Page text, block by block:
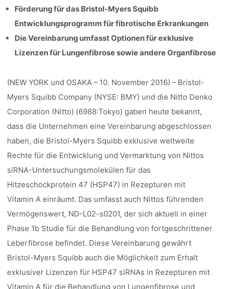
Förderung für das Bristol-Myers Squibb
Entwicklungsprogramm für fibrotische Erkrankungen
Die Vereinbarung umfasst Optionen für exklusive
Lizenzen für Lungenfibrose sowie andere Organfibrose
(NEW YORK und OSAKA – 10. November 2016) – Bristol-
Myers Squibb Company (NYSE: BMY) und die Nitto Denko
Corporation (Nitto) (6988:Tokyo) gaben heute bekannt,
dass die Unternehmen eine Vereinbarung abgeschlossen
haben, die Bristol-Myers Squibb exklusive weltweite
Rechte für die Entwicklung und Vermarktung von Nittos
siRNA-Untersuchungsmolekülen für das
Hitzeschockprotein 47 (HSP47) in Rezepturen mit
Vitamin A einräumt. Das umfasst auch Nittos führenden
Vermögenswert, ND-L02-s0201, der sich aktuell in einer
Phase 1b Studie für die Behandlung von fortgeschrittener
Leberfibrose befindet. Diese Vereinbarung gewährt
Bristol-Myers Squibb auch die Möglichkeit zum Erhalt
exklusiver Lizenzen für HSP47 siRNAs in Rezepturen mit
Vitamin A für die Behandlung von Lungenfibrose und